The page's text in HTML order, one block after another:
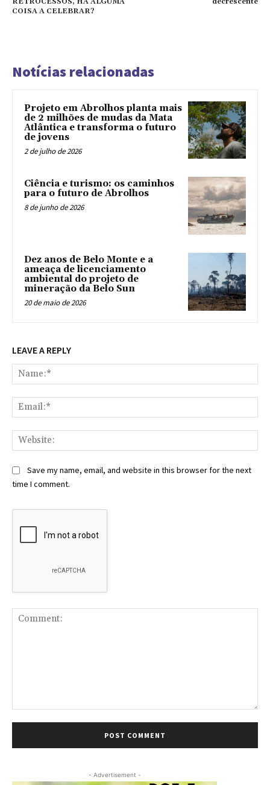
COISA A CELEBRAR?
Notícias relacionadas
Projeto em Abrolhos planta mais
de 2 milhões de mudas da Mata
Atlântica e transforma o futuro
de jovens
2 de julho de 2026
Ciência e turismo: os caminhos
para o futuro de Abrolhos
8 de junho de 2026
Dez anos de Belo Monte e a
ameaça de licenciamento
ambiental do projeto de
mineração da Belo Sun
20 de maio de 2026
LEAVE A REPLY
Save my name, email, and website in this browser for the next
time I comment.
- Advertisement -